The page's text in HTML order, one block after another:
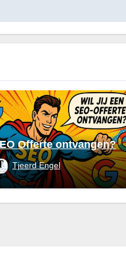
Offerte ontvangen?
Tjeerd Engel